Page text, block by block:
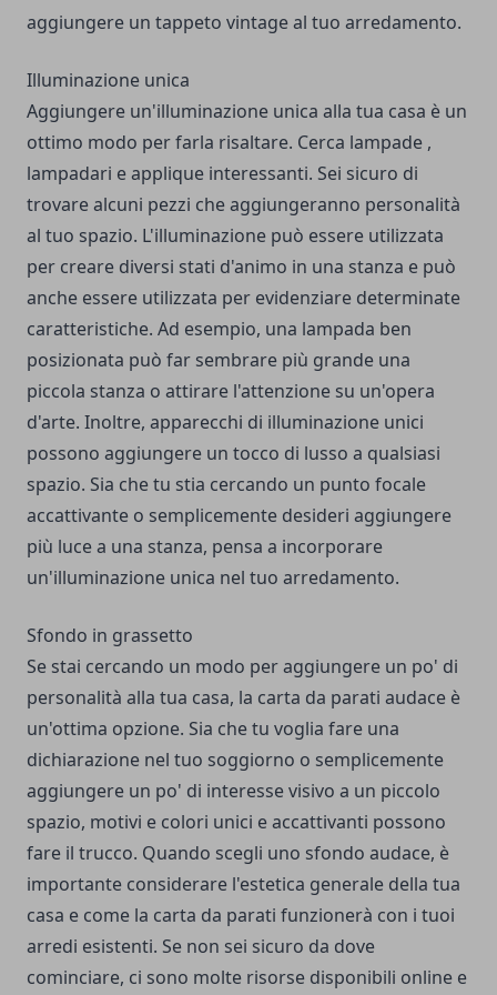
aggiungere un tappeto vintage al tuo arredamento.
Illuminazione unica
Aggiungere un'illuminazione unica alla tua casa è un
ottimo modo per farla risaltare. Cerca lampade ,
lampadari e applique interessanti. Sei sicuro di
trovare alcuni pezzi che aggiungeranno personalità
al tuo spazio. L'illuminazione può essere utilizzata
per creare diversi stati d'animo in una stanza e può
anche essere utilizzata per evidenziare determinate
caratteristiche. Ad esempio, una lampada ben
posizionata può far sembrare più grande una
piccola stanza o attirare l'attenzione su un'opera
d'arte. Inoltre, apparecchi di illuminazione unici
possono aggiungere un tocco di lusso a qualsiasi
spazio. Sia che tu stia cercando un punto focale
accattivante o semplicemente desideri aggiungere
più luce a una stanza, pensa a incorporare
un'illuminazione unica nel tuo arredamento.
Sfondo in grassetto
Se stai cercando un modo per aggiungere un po' di
personalità alla tua casa, la carta da parati audace è
un'ottima opzione. Sia che tu voglia fare una
dichiarazione nel tuo soggiorno o semplicemente
aggiungere un po' di interesse visivo a un piccolo
spazio, motivi e colori unici e accattivanti possono
fare il trucco. Quando scegli uno sfondo audace, è
importante considerare l'estetica generale della tua
casa e come la carta da parati funzionerà con i tuoi
arredi esistenti. Se non sei sicuro da dove
cominciare, ci sono molte risorse disponibili online e